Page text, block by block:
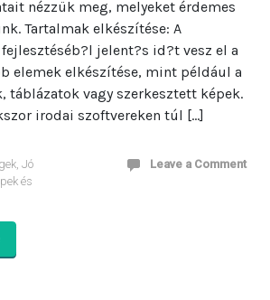
nézzük meg, melyeket érdemes
Tartalmak elkészítése: A
jelent?s id?t vesz el a
elemek elkészítése, mint például a
táblázatok vagy szerkesztett képek.
irodai szoftvereken túl […]
, Jó
és
Leave a Comment